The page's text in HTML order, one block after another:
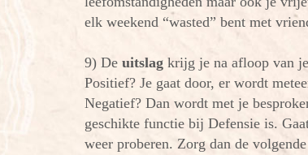
elk weekend “wasted” bent met
9) De uitslag krijg je na afloop van
Positief? Je gaat door, er wordt
Negatief? Dan wordt met je
geschikte functie bij Defensie is.
weer proberen. Zorg dan de